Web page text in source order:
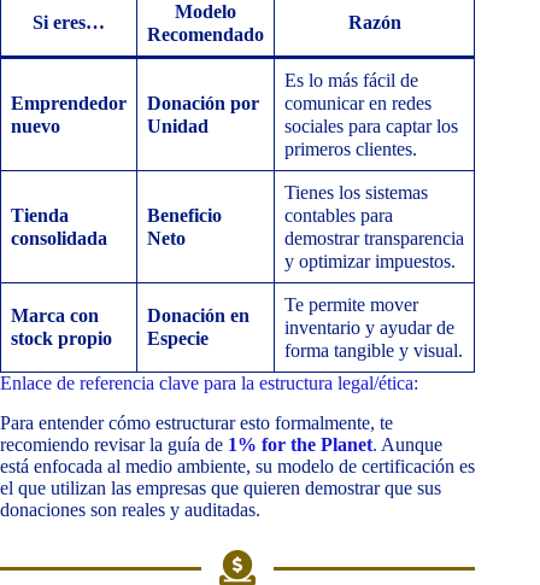
Si eres…
Modelo
Recomendado
Razón
Emprendedor
nuevo
Donación por
Unidad
Es lo más fácil de
comunicar en redes
sociales para captar los
primeros clientes.
Tienda
consolidada
Beneficio
Neto
Tienes los sistemas
contables para
demostrar transparencia
y optimizar impuestos.
Marca con
stock propio
Donación en
Especie
Te permite mover
inventario y ayudar de
forma tangible y visual.
Enlace de referencia clave para la estructura legal/ética:
Para entender cómo estructurar esto formalmente, te
recomiendo revisar la guía de 1% for the Planet. Aunque
está enfocada al medio ambiente, su modelo de certificación es
el que utilizan las empresas que quieren demostrar que sus
donaciones son reales y auditadas.